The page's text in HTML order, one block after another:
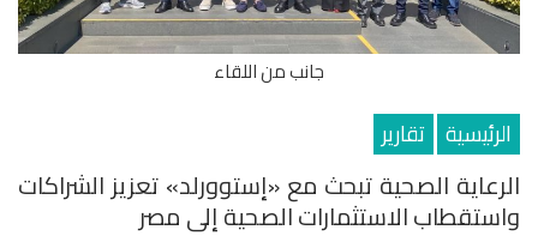
جانب من اللقاء
الرئيسية تقارير
الرعاية الصحية تبحث مع «إستوورلد» تعزيز الشراكات
واستقطاب الاستثمارات الصحية إلى مصر